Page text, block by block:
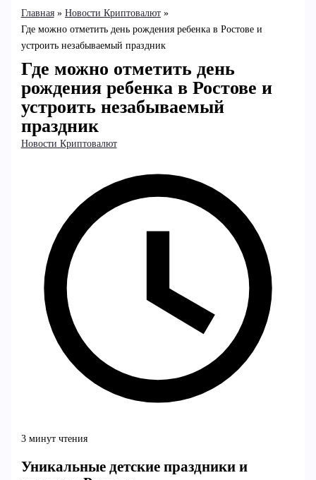
Главная
Новости Криптовалют
Где можно отметить день рождения ребенка в Ростове и
устроить незабываемый праздник
Где можно отметить день
рождения ребенка в Ростове и
устроить незабываемый
праздник
Новости Криптовалют
3 минут чтения
Уникальные детские праздники и